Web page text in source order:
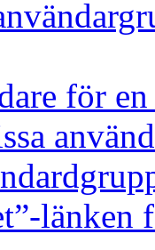
för en
länken